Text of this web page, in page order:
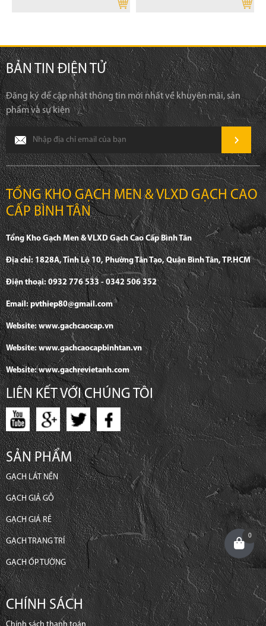
Gạch ốp lát trang trí hàng
matt 60x60 giá rẻ tại Đồng
Nai
Gạch ốp lát 60x60 đá mờ liên
doanh Việt Ấn màu đen vân
cam
BẢN TIN ĐIỆN TỬ
Đăng ký để cập nhật thông tin mới nhất về khuyên mãi, sản
phẩm và sự kiện
TỔNG KHO GẠCH MEN & VLXD GẠCH CAO
CẤP BÌNH TÂN
Tổng Kho Gạch Men & VLXD Gạch Cao Cấp Bình Tân
Địa chỉ: 1828A, Tỉnh Lộ 10, Phường Tân Tạo, Quận Bình Tân, TP.HCM
Điện thoại: 0932 776 533 - 0342 506 352
Email: pvthiep80@gmail.com
Website: www.gachcaocap.vn
Website: www.gachcaocapbinhtan.vn
Website: www.gachrevietanh.com
LIÊN KẾT VỚI CHÚNG TÔI
SẢN PHẨM
GẠCH LÁT NỀN
GẠCH GIẢ GỖ
GẠCH GIÁ RẺ
0